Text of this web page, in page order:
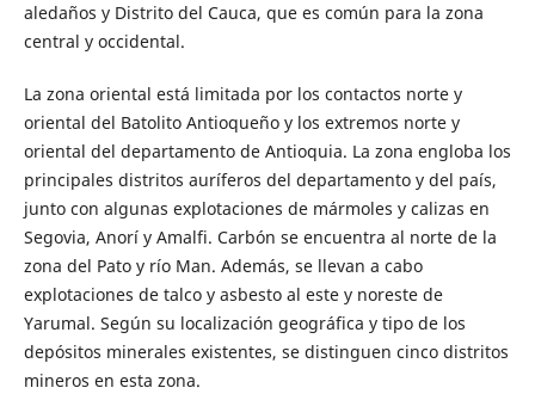
aledaños y Distrito del Cauca, que es común para la zona
central y occidental.
La zona oriental está limitada por los contactos norte y
oriental del Batolito Antioqueño y los extremos norte y
oriental del departamento de Antioquia. La zona engloba los
principales distritos auríferos del departamento y del país,
junto con algunas explotaciones de mármoles y calizas en
Segovia, Anorí y Amalfi. Carbón se encuentra al norte de la
zona del Pato y río Man. Además, se llevan a cabo
explotaciones de talco y asbesto al este y noreste de
Yarumal. Según su localización geográfica y tipo de los
depósitos minerales existentes, se distinguen cinco distritos
mineros en esta zona.